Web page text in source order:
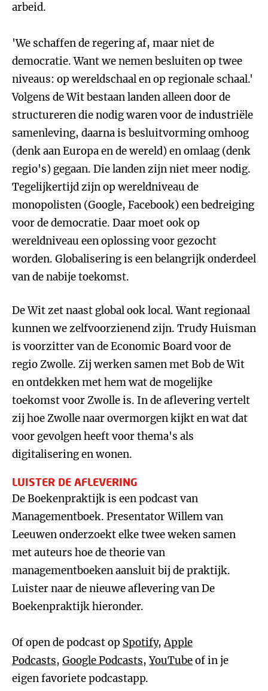
arbeid.
'We schaffen de regering af, maar niet de
democratie. Want we nemen besluiten op twee
niveaus: op wereldschaal en op regionale schaal.'
Volgens de Wit bestaan landen alleen door de
structureren die nodig waren voor de industriële
samenleving, daarna is besluitvorming omhoog
(denk aan Europa en de wereld) en omlaag (denk
regio's) gegaan. Die landen zijn niet meer nodig.
Tegelijkertijd zijn op wereldniveau de
monopolisten (Google, Facebook) een bedreiging
voor de democratie. Daar moet ook op
wereldniveau een oplossing voor gezocht
worden. Globalisering is een belangrijk onderdeel
van de nabije toekomst.
De Wit zet naast global ook local. Want regionaal
kunnen we zelfvoorzienend zijn. Trudy Huisman
is voorzitter van de Economic Board voor de
regio Zwolle. Zij werken samen met Bob de Wit
en ontdekken met hem wat de mogelijke
toekomst voor Zwolle is. In de aflevering vertelt
zij hoe Zwolle naar overmorgen kijkt en wat dat
voor gevolgen heeft voor thema's als
digitalisering en wonen.
LUISTER DE AFLEVERING
De Boekenpraktijk is een podcast van
Managementboek. Presentator Willem van
Leeuwen onderzoekt elke twee weken samen
met auteurs hoe de theorie van
managementboeken aansluit bij de praktijk.
Luister naar de nieuwe aflevering van De
Boekenpraktijk hieronder.
Of open de podcast op Spotify,Apple
Podcasts, Google Podcasts,YouTubeof in je
eigen favoriete podcastapp.